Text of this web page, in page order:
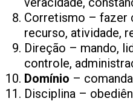
Corretismo – fazer
recurso, atividade,
Direção – mando,
controle,
Domínio –
Disciplina –